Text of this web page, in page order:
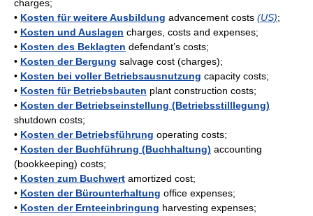
charges;
• Kosten für weitere Ausbildung advancement costs (US);
• Kosten und Auslagen charges, costs and expenses;
• Kosten des Beklagten defendant’s costs;
• Kosten der Bergung salvage cost (charges);
• Kosten bei voller Betriebsausnutzung capacity costs;
• Kosten für Betriebsbauten plant construction costs;
• Kosten der Betriebseinstellung (Betriebsstilllegung)
shutdown costs;
• Kosten der Betriebsführung operating costs;
• Kosten der Buchführung (Buchhaltung) accounting
(bookkeeping) costs;
• Kosten zum Buchwert amortized cost;
• Kosten der Bürounterhaltung office expenses;
• Kosten der Ernteeinbringung harvesting expenses;